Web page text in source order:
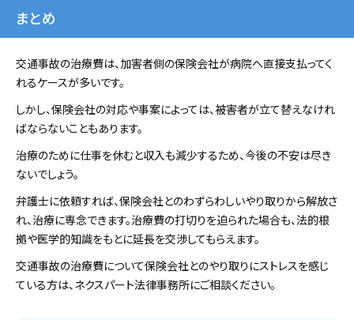
まとめ
交通事故の治療費は、加害者側の保険会社が病院へ直接支払ってく
れるケースが多いです。
しかし、保険会社の対応や事案によっては、被害者が立て替えなけれ
ばならないこともあります。
治療のために仕事を休むと収入も減少するため、今後の不安は尽き
ないでしょう。
弁護士に依頼すれば、保険会社とのわずらわしいやり取りから解放さ
れ、治療に専念できます。治療費の打切りを迫られた場合も、法的根
拠や医学的知識をもとに延長を交渉してもらえます。
交通事故の治療費について保険会社とのやり取りにストレスを感じ
ている方は、ネクスパート法律事務所にご相談ください。